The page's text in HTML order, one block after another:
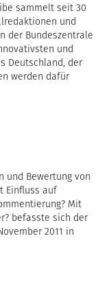
sammelt seit 30
und
der Bundeszentrale
und
Deutschland, der
werden dafür
und Bewertung von
Einfluss auf
Mit
befasste sich der
2011 in